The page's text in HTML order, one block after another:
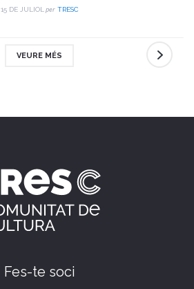
15 DE JULIOL per TRESC
VEURE MÉS
Fes-te soci